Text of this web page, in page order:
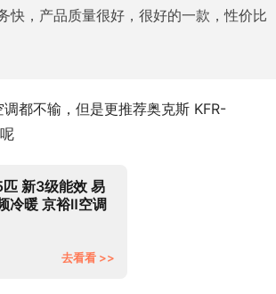
快，产品质量很好，很好的一款，性价比
都不输，但是更推荐奥克斯 KFR-
新3级能效 易
冷暖 京裕Ⅱ空调
去看看 >>